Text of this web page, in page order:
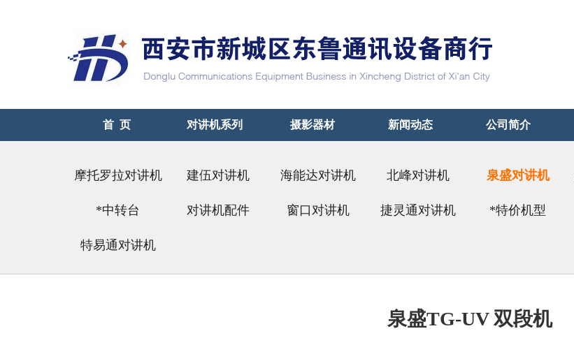
首 页 对讲机系列 摄影器材 新闻动态 公司简介
摩托罗拉对讲机 建伍对讲机 海能达对讲机
（好易通）
北峰对讲机 泉盛对讲机
*中转台 对讲机配件 窗口对讲机 捷灵通对讲机 *特价机型
特易通对讲机
泉盛TG-UV 双段机